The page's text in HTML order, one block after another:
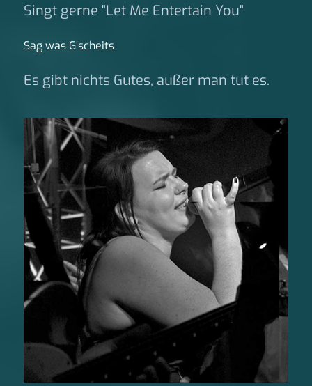
Singt gerne "Let Me Entertain You"
Sag was G‘scheits
Es gibt nichts Gutes, außer man tut es.